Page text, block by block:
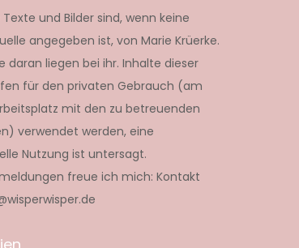
und Bilder sind, wenn keine
angegeben ist, von Marie Krüerke.
daran liegen bei ihr. Inhalte dieser
für den privaten Gebrauch (am
mit den zu betreuenden
verwendet werden, eine
Nutzung ist untersagt.
freue ich mich: Kontakt